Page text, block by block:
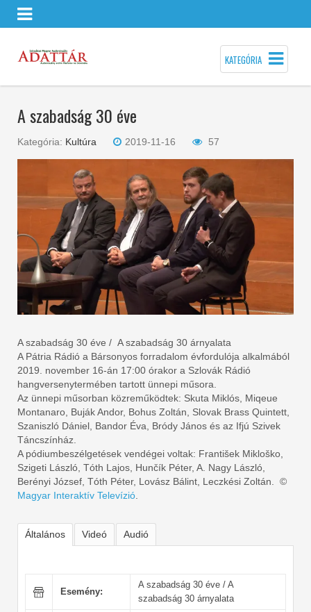
KATEGÓRIA
A szabadság 30 éve
Kategória: Kultúra 2019-11-16 57
A szabadság 30 éve / A szabadság 30 árnyalata
A Pátria Rádió a Bársonyos forradalom évfordulója alkalmából
2019. november 16-án 17:00 órakor a Szlovák Rádió
hangversenytermében tartott ünnepi műsora.
Az ünnepi műsorban közreműködtek: Skuta Miklós, Miqeue
Montanaro, Buják Andor, Bohus Zoltán, Slovak Brass Quintett,
Szaniszló Dániel, Bandor Éva, Bródy János és az Ifjú Szivek
Táncszínház.
A pódiumbeszélgetések vendégei voltak: František Mikloško,
Szigeti László, Tóth Lajos, Hunčík Péter, A. Nagy László,
Berényi József, Tóth Péter, Lovász Bálint, Leczkési Zoltán. ©
Magyar Interaktív Televízió
Általános Videó Audió
Esemény:
A szabadság 30 éve / A
szabadság 30 árnyalata